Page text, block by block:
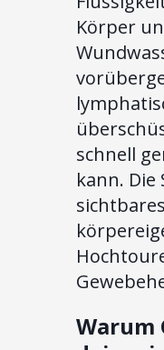
Körper
schnell
kann.
Warum